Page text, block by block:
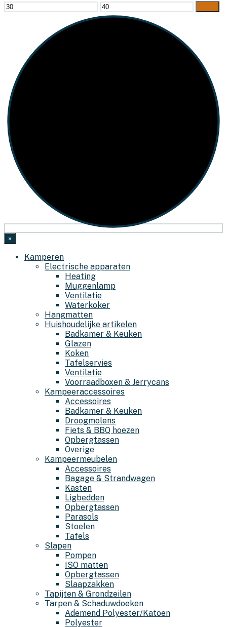
Min.
prijs
Max.
prijs
×
Kamperen
Electrische apparaten
Heating
Muggenlamp
Ventilatie
Waterkoker
Hangmatten
Huishoudelijke artikelen
Badkamer & Keuken
Glazen
Koken
Tafelservies
Ventilatie
Voorraadboxen & Jerrycans
Kampeeraccessoires
Accessoires
Badkamer & Keuken
Droogmolens
Fiets & BBQ hoezen
Opbergtassen
Overige
Kampeermeubelen
Accessoires
Bagage & Strandwagen
Kasten
Ligbedden
Opbergtassen
Parasols
Stoelen
Tafels
Slapen
Pompen
ISO matten
Opbergtassen
Slaapzakken
Tapijten & Grondzeilen
Tarpen & Schaduwdoeken
Ademend Polyester/Katoen
Polyester